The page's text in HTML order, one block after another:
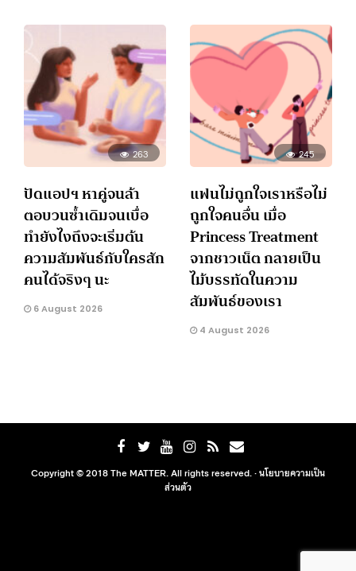
263
ปัดแอปฯ หาคู่จนล้า
ตอบวนซ้ำเดิมจนเบื่อ
ทำยังไงถึงจะเริ่มต้น
ความสัมพันธ์กับใครสัก
คนได้จริงๆ นะ
6 August 2026
245
แฟนไม่ถูกใจเราหรือไม่
ถูกใจคนอื่น เมื่อ
Princess Treatment
จากชาวเน็ต กลายเป็น
ไม้บรรทัดในความ
สัมพันธ์ของเรา
4 August 2026
Copyright © 2018 The MATTER. All rights reserved. ·นโยบายความเป็น
ส่วนตัว